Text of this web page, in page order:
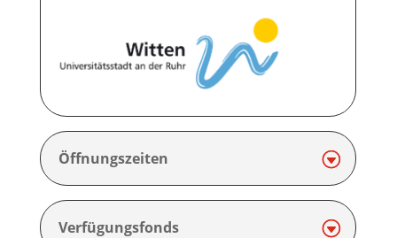
Öffnungszeiten
Verfügungsfonds